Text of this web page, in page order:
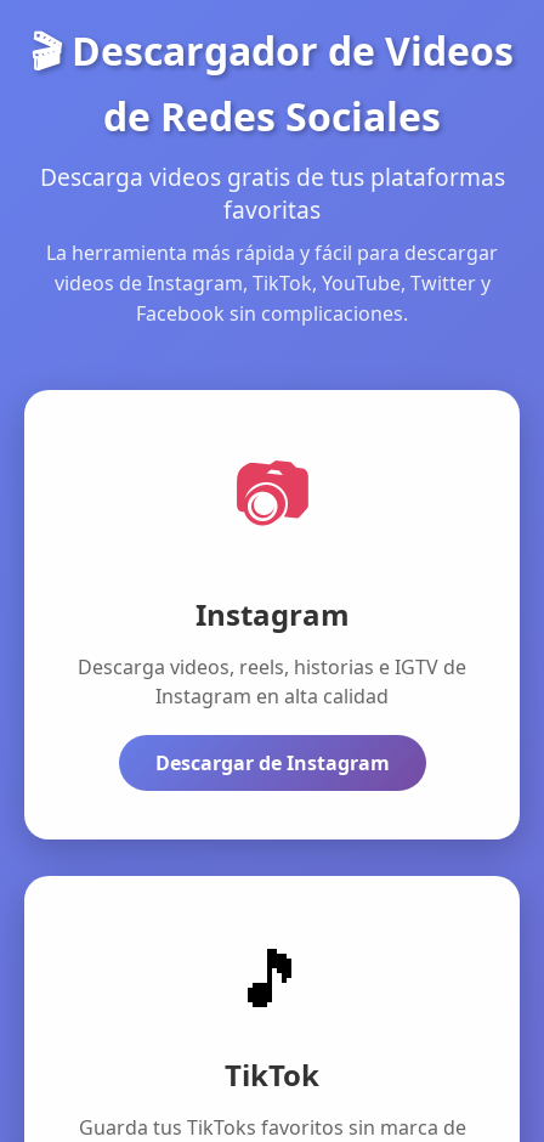
🎬 Descargador de Videos
de Redes Sociales
Descarga videos gratis de tus plataformas
favoritas
La herramienta más rápida y fácil para descargar
videos de Instagram, TikTok, YouTube, Twitter y
Facebook sin complicaciones.
📷
Instagram
Descarga videos, reels, historias e IGTV de
Instagram en alta calidad
Descargar de Instagram
🎵
TikTok
Guarda tus TikToks favoritos sin marca de